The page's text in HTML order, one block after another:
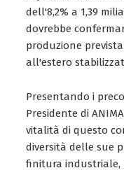
dell'8,2% a 1,39
dovrebbe
produzione
all'estero
Presentando i
Presidente di
vitalità di questo
diversità delle sue
finitura industriale,